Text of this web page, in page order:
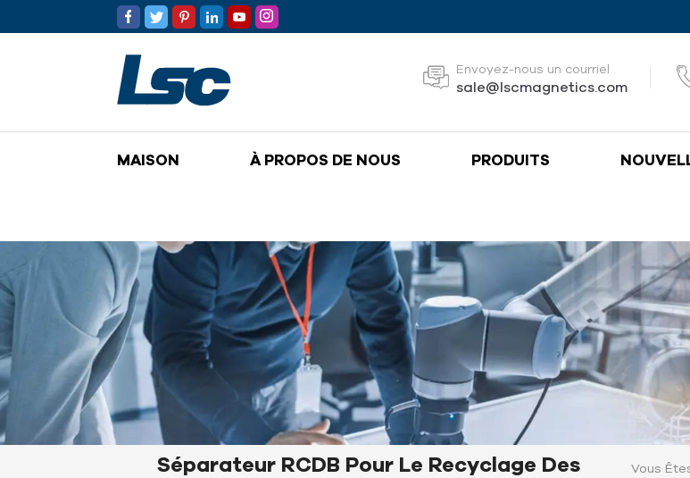
Envoyez-nous un courriel
sale@lscmagnetics.com
MAISON À PROPOS DE NOUS PRODUITS
Séparateur RCDB Pour Le Recyclage Des
Vous